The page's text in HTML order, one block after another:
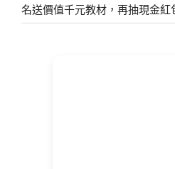
名送價值千元教材，再抽現金紅